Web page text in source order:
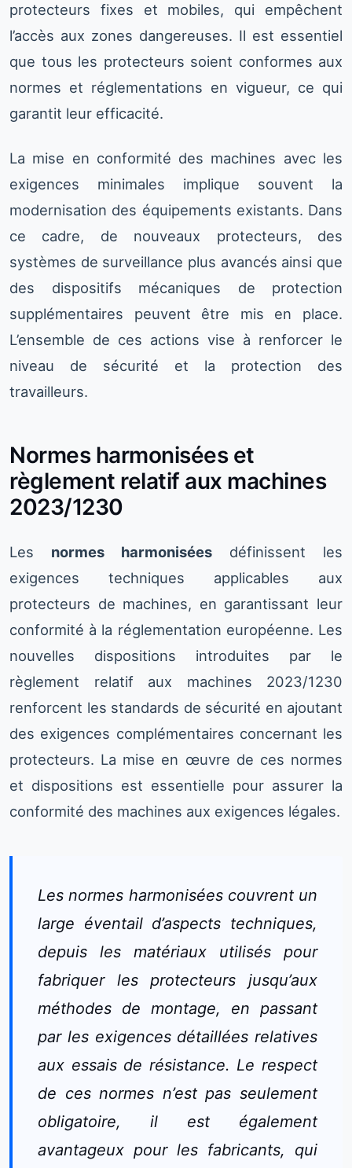
protecteurs fixes et mobiles, qui empêchent
l’accès aux zones dangereuses. Il est essentiel
que tous les protecteurs soient conformes aux
normes et réglementations en vigueur, ce qui
garantit leur efficacité.
La mise en conformité des machines avec les
exigences minimales implique souvent la
modernisation des équipements existants. Dans
ce cadre, de nouveaux protecteurs, des
systèmes de surveillance plus avancés ainsi que
des dispositifs mécaniques de protection
supplémentaires peuvent être mis en place.
L’ensemble de ces actions vise à renforcer le
niveau de sécurité et la protection des
travailleurs.
Normes harmonisées et
règlement relatif aux machines
2023/1230
Les normes harmonisées définissent les
exigences techniques applicables aux
protecteurs de machines, en garantissant leur
conformité à la réglementation européenne. Les
nouvelles dispositions introduites par le
règlement relatif aux machines 2023/1230
renforcent les standards de sécurité en ajoutant
des exigences complémentaires concernant les
protecteurs. La mise en œuvre de ces normes
et dispositions est essentielle pour assurer la
conformité des machines aux exigences légales.
Les normes harmonisées couvrent un
large éventail d’aspects techniques,
depuis les matériaux utilisés pour
fabriquer les protecteurs jusqu’aux
méthodes de montage, en passant
par les exigences détaillées relatives
aux essais de résistance. Le respect
de ces normes n’est pas seulement
obligatoire, il est également
avantageux pour les fabricants, qui